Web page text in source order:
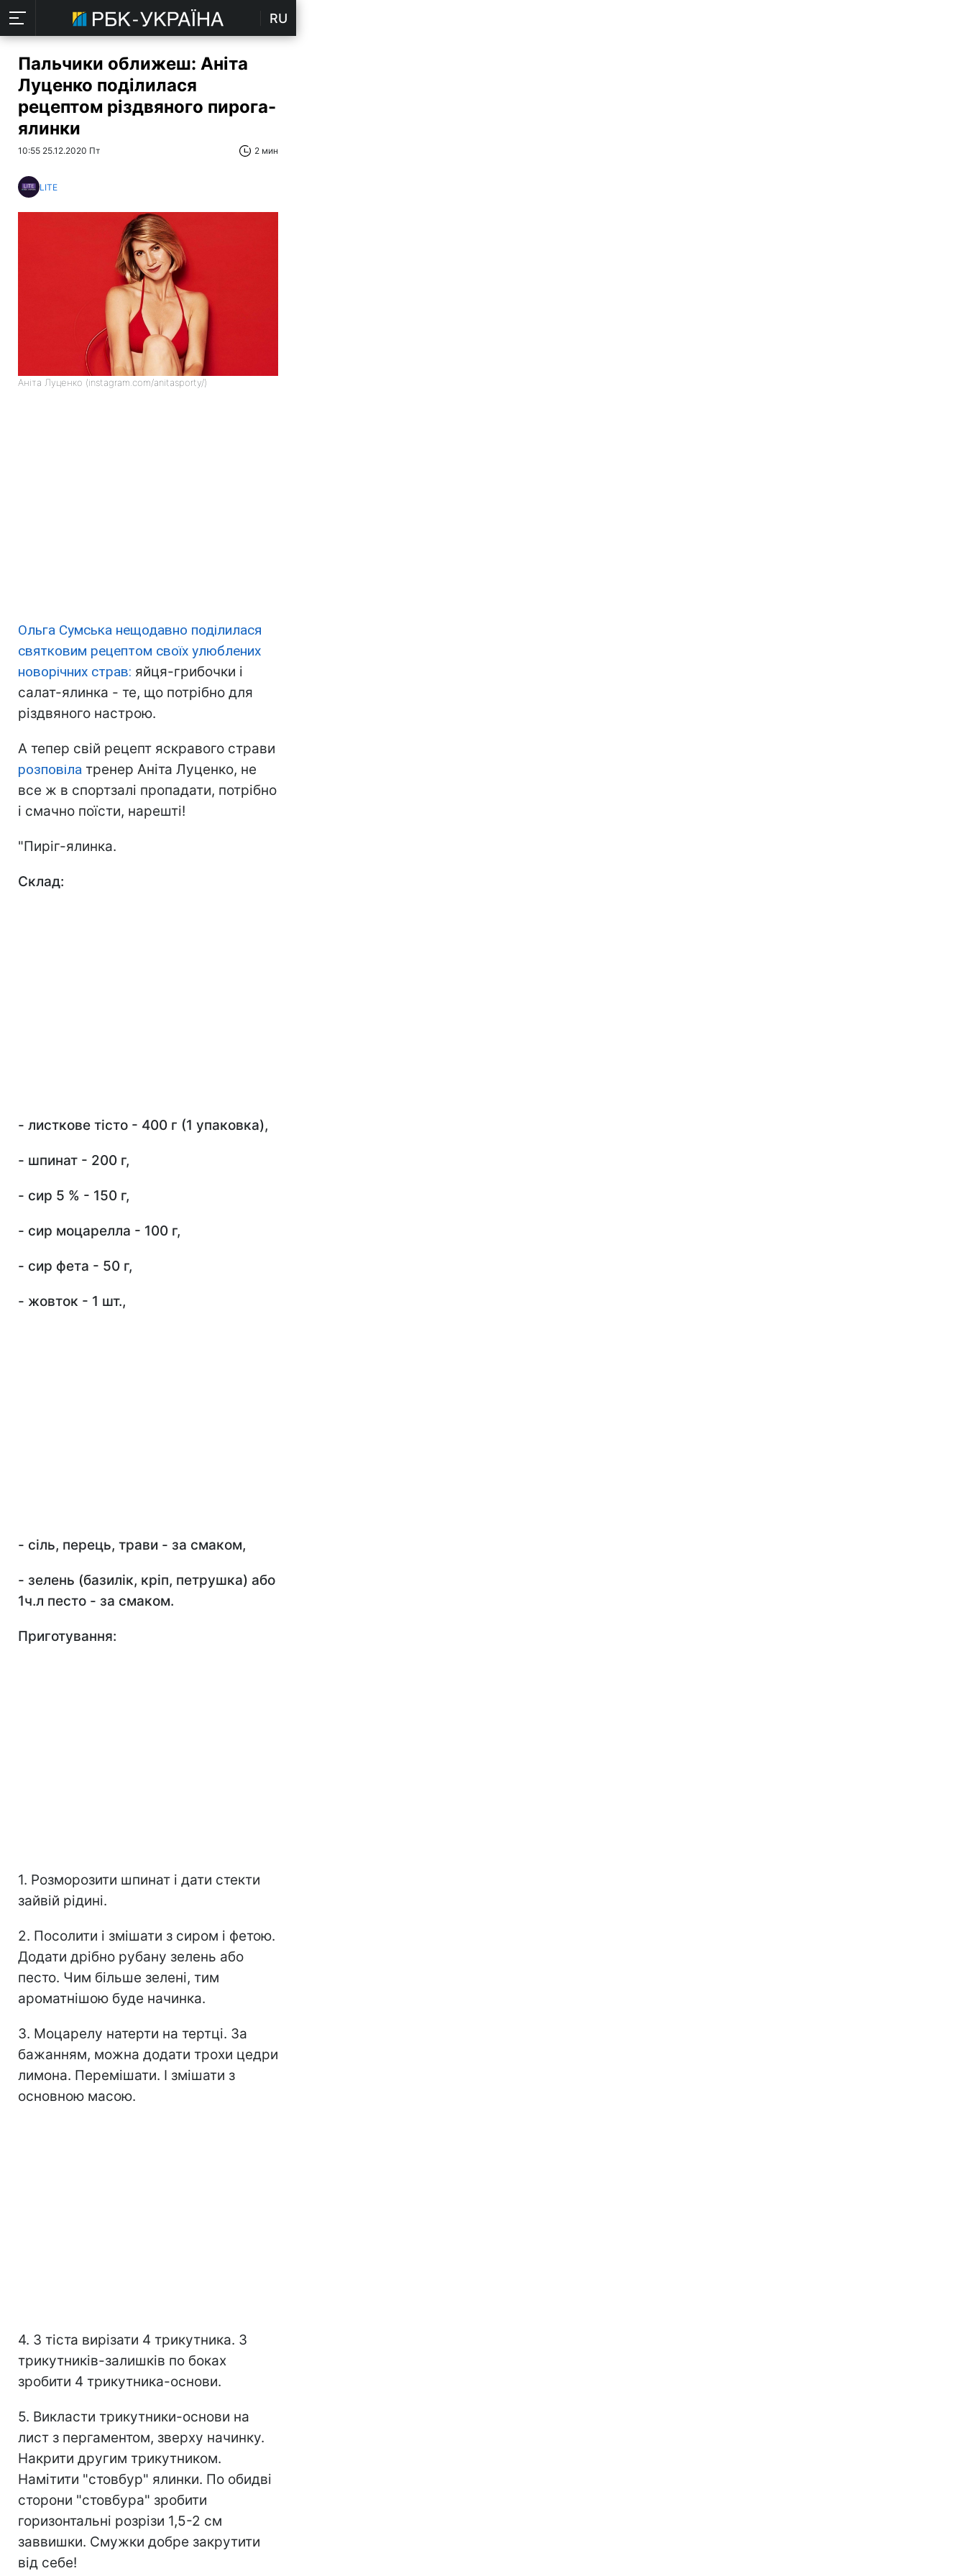
RU
Пальчики оближеш: Аніта
Луценко поділилася
рецептом різдвяного пирога-
ялинки
10:55 25.12.2020 Пт 2 мин
LITE
Аніта Луценко (instagram.com/anitasporty/)
Ольга Сумська нещодавно поділилася
святковим рецептом своїх улюблених
новорічних страв: яйця-грибочки і
салат-ялинка - те, що потрібно для
різдвяного настрою.
А тепер свій рецепт яскравого страви
розповіла тренер Аніта Луценко, не
все ж в спортзалі пропадати, потрібно
і смачно поїсти, нарешті!
"Пиріг-ялинка.
Склад:
- листкове тісто - 400 г (1 упаковка),
- шпинат - 200 г,
- сир 5 % - 150 г,
- сир моцарелла - 100 г,
- сир фета - 50 г,
- жовток - 1 шт.,
- сіль, перець, трави - за смаком,
- зелень (базилік, кріп, петрушка) або
1ч.л песто - за смаком.
Приготування:
1. Розморозити шпинат і дати стекти
зайвій рідині.
2. Посолити і змішати з сиром і фетою.
Додати дрібно рубану зелень або
песто. Чим більше зелені, тим
ароматнішою буде начинка.
3. Моцарелу натерти на тертці. За
бажанням, можна додати трохи цедри
лимона. Перемішати. І змішати з
основною масою.
4. З тіста вирізати 4 трикутника. З
трикутників-залишків по боках
зробити 4 трикутника-основи.
5. Викласти трикутники-основи на
лист з пергаментом, зверху начинку.
Накрити другим трикутником.
Намітити "стовбур" ялинки. По обидві
сторони "стовбура" зробити
горизонтальні розрізи 1,5-2 см
заввишки. Смужки добре закрутити
від себе!